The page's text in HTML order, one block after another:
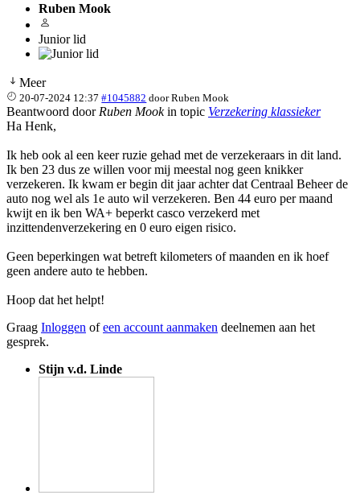
Ruben Mook
Junior lid
Meer
20-07-2024 12:37 #1045882 doorRuben Mook
Beantwoord door Ruben Mookin topic Verzekering klassieker
Ha Henk,
Ik heb ook al een keer ruzie gehad met de verzekeraars in dit land.
Ik ben 23 dus ze willen voor mij meestal nog geen knikker
verzekeren. Ik kwam er begin dit jaar achter dat Centraal Beheer de
auto nog wel als 1e auto wil verzekeren. Ben 44 euro per maand
kwijt en ik ben WA+ beperkt casco verzekerd met
inzittendenverzekering en 0 euro eigen risico.
Geen beperkingen wat betreft kilometers of maanden en ik hoef
geen andere auto te hebben.
Hoop dat het helpt!
Graag Inloggen ofeen account aanmaken deelnemen aan het
gesprek.
Stijn v.d. Linde